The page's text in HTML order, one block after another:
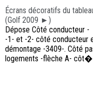
Écrans décoratifs du
(Golf 2009 ►)
Dépose Côté conducteur
-1- et -2- côté conducteur
démontage -3409-. Côté
logements -flèche A- côt�